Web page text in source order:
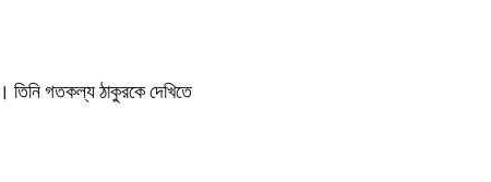
তিনি গতকল্য ঠাকুরকে দেখিতে